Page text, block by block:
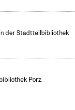
der Stadtteilbibliothek
Porz.